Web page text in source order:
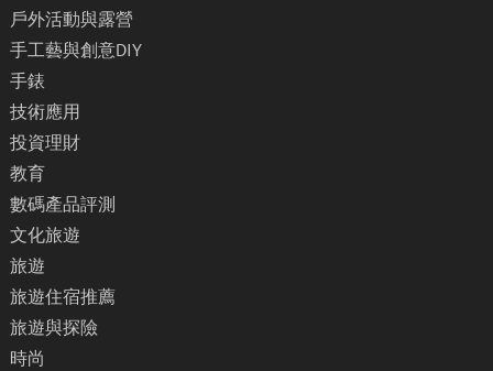
戶外活動與露營
手工藝與創意DIY
手錶
技術應用
投資理財
教育
數碼產品評測
文化旅遊
旅遊
旅遊住宿推薦
旅遊與探險
時尚